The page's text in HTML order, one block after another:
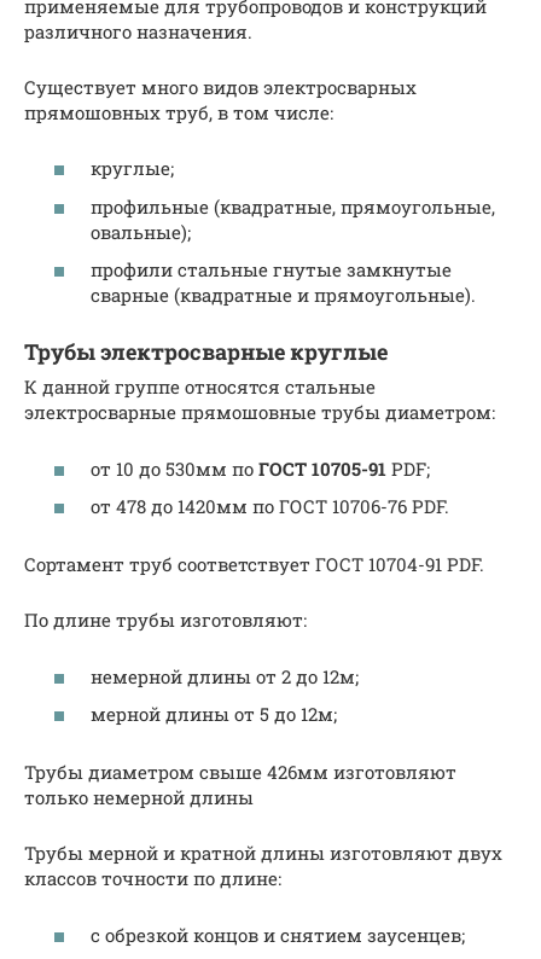
применяемые для трубопроводов и конструкций
различного назначения.
Существует много видов электросварных
прямошовных труб, в том числе:
круглые;
профильные (квадратные, прямоугольные,
овальные);
профили стальные гнутые замкнутые
сварные (квадратные и прямоугольные).
Трубы электросварные круглые
К данной группе относятся стальные
электросварные прямошовные трубы диаметром:
от 10 до 530мм по ГОСТ 10705-91 PDF;
от 478 до 1420мм по ГОСТ 10706-76 PDF.
Сортамент труб соответствует ГОСТ 10704-91 PDF.
По длине трубы изготовляют:
немерной длины от 2 до 12м;
мерной длины от 5 до 12м;
Трубы диаметром свыше 426мм изготовляют
только немерной длины
Трубы мерной и кратной длины изготовляют двух
классов точности по длине:
с обрезкой концов и снятием заусенцев;